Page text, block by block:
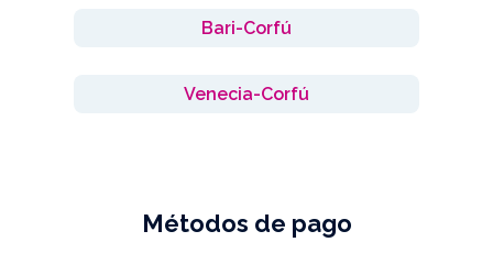
Bari-Corfú
Venecia-Corfú
Métodos de pago